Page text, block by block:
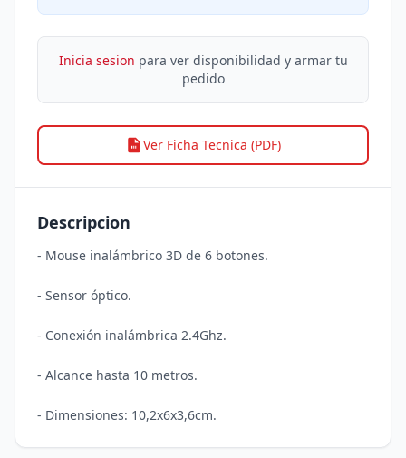
Inicia sesion para ver disponibilidad y armar tu
pedido
Ver Ficha Tecnica (PDF)
Descripcion
- Mouse inalámbrico 3D de 6 botones.
- Sensor óptico.
- Conexión inalámbrica 2.4Ghz.
- Alcance hasta 10 metros.